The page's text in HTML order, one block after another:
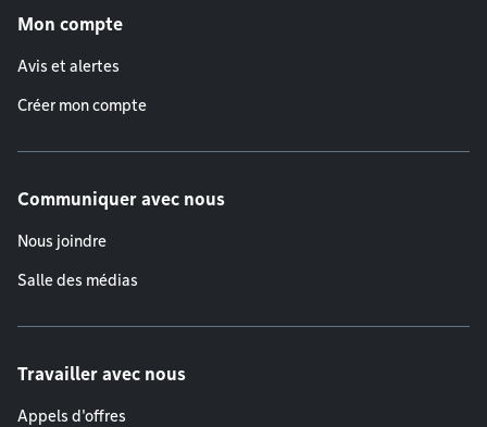
Mon compte
Avis et alertes
Créer mon compte
Communiquer avec nous
Nous joindre
Salle des médias
Travailler avec nous
Appels d'offres